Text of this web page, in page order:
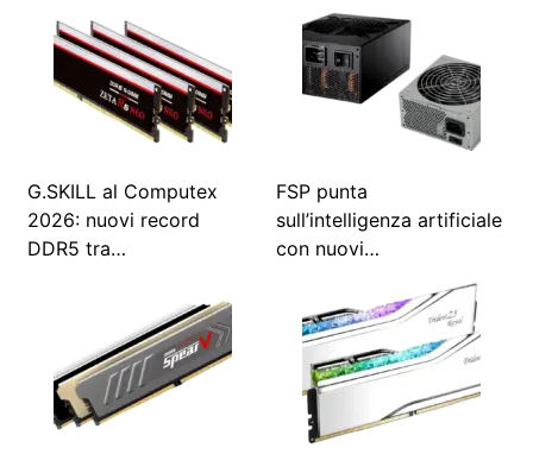
G.SKILL al Computex
2026: nuovi record
DDR5 tra…
FSP punta
sull’intelligenza artificiale
con nuovi…